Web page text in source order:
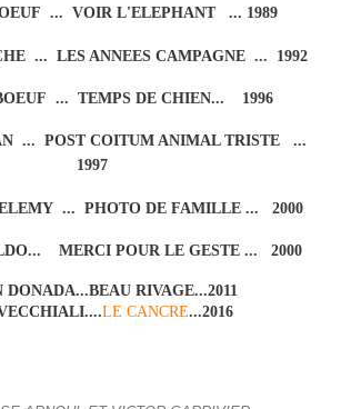
... VOIR L'ELEPHANT ... 1989
... LES ANNEES CAMPAGNE ... 1992
... TEMPS DE CHIEN... 1996
... POST COITUM ANIMAL TRISTE ...
1997
... PHOTO DE FAMILLE ... 2000
MERCI POUR LE GESTE ... 2000
DONADA...BEAU RIVAGE...2011
LE CANCRE...2016